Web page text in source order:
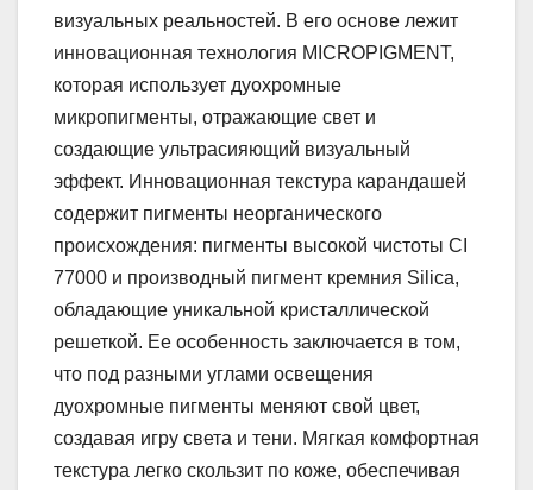
визуальных реальностей. В его основе лежит
инновационная технология MICROPIGMENT,
которая использует дуохромные
микропигменты, отражающие свет и
создающие ультрасияющий визуальный
эффект. Инновационная текстура карандашей
содержит пигменты неорганического
происхождения: пигменты высокой чистоты CI
77000 и производный пигмент кремния Silica,
обладающие уникальной кристаллической
решеткой. Ее особенность заключается в том,
что под разными углами освещения
дуохромные пигменты меняют свой цвет,
создавая игру света и тени. Мягкая комфортная
текстура легко скользит по коже, обеспечивая